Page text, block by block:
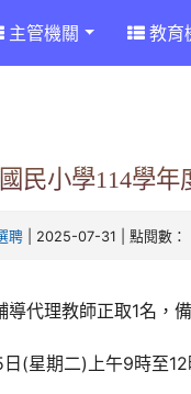
主管機關 教育
民小學114學
聘 | 2025-07-31 | 點閱數
導代理教師正取1名，
(星期二)上午9時至